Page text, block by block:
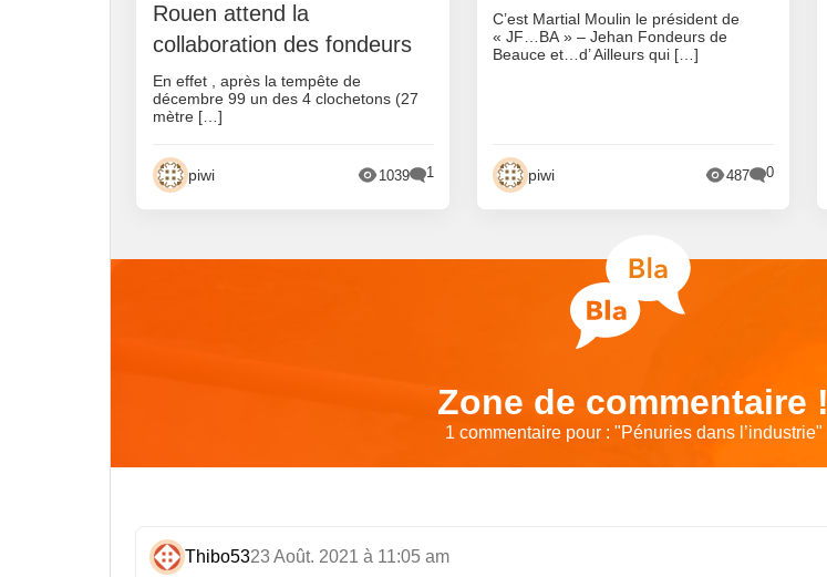
Rouen attend la
collaboration des fondeurs
En effet , après la tempête de
décembre 99 un des 4 clochetons (27
mètre […]
piwi 1039 1
C’est Martial Moulin le président de
« JF…BA » – Jehan Fondeurs de
Beauce et…d’ Ailleurs qui […]
piwi 487 0
Zone de commentaire !
1 commentaire pour : "Pénuries dans l’industrie"
Thibo5323 Août. 2021 à 11:05 am